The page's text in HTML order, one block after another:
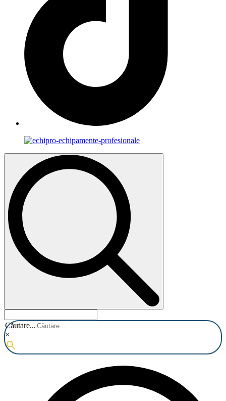
Search
Căutare...
×